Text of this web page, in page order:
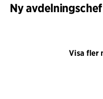
Visa fler